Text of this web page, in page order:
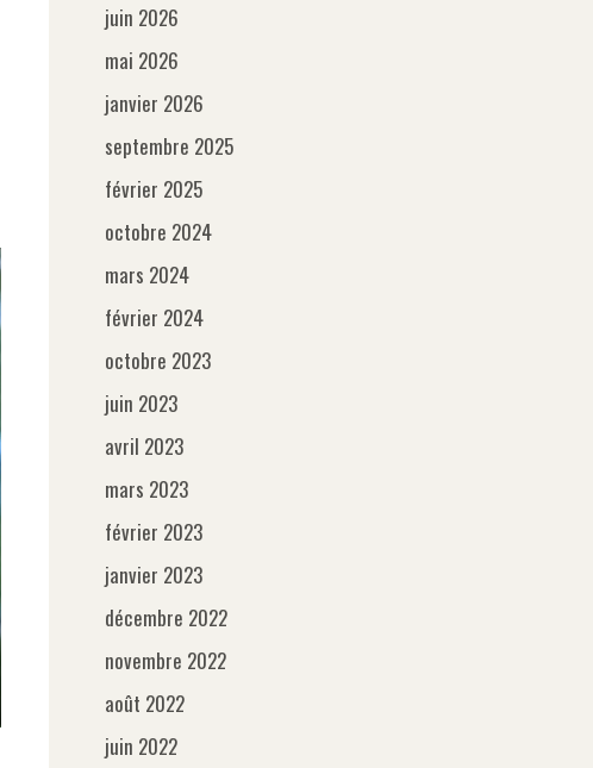
juin 2026
mai 2026
janvier 2026
septembre 2025
février 2025
octobre 2024
mars 2024
février 2024
octobre 2023
juin 2023
avril 2023
mars 2023
février 2023
janvier 2023
décembre 2022
novembre 2022
août 2022
juin 2022